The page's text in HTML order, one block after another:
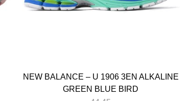
NEW BALANCE – U 1906 3EN ALKALINE
GREEN BLUE BIRD